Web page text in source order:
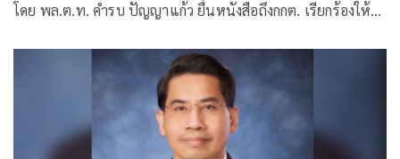
โดย พล.ต.ท. คำรบ ปัญญาแก้ว ยื่นหนังสือถึงกกต. เรียกร้องให้